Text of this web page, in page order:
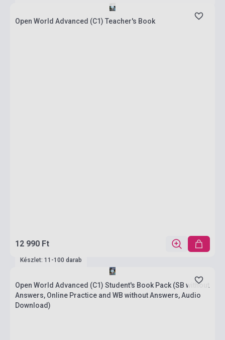
Open World Advanced (C1) Teacher's Book
12 990 Ft
Készlet: 11-100 darab
Open World Advanced (C1) Student's Book Pack (SB without
Answers, Online Practice and WB without Answers, Audio
Download)